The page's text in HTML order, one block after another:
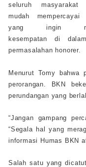
seluruh
mudah
yang ingin
kesempatan di
permasalahan honorer.
Menurut Tomy bahwa
perorangan. BKN
perundangan yang
“Jangan gampang
“Segala hal yang
informasi Humas BKN
Salah satu yang